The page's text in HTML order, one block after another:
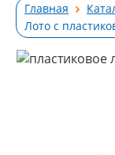
Главная
Лото с